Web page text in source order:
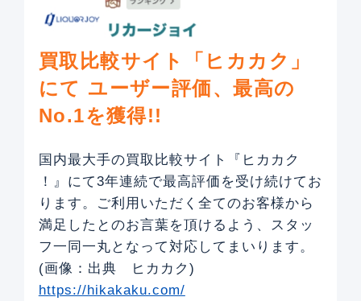
買取比較サイト「ヒカカク」
にて ユーザー評価、最高の
No.1を獲得!!
国内最大手の買取比較サイト『ヒカカク
！』にて3年連続で最高評価を受け続けてお
ります。ご利用いただく全てのお客様から
満足したとのお言葉を頂けるよう、スタッ
フ一同一丸となって対応してまいります。
(画像：出典 ヒカカク)
https://hikakaku.com/